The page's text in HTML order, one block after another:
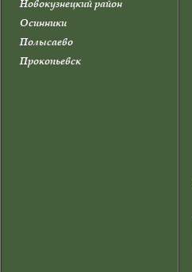
Новокузнецкий район
Осинники
Полысаево
Прокопьевск